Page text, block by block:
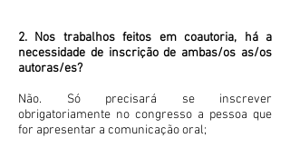
2. Nos trabalhos feitos em coautoria, há a
necessidade de inscrição de ambas/os as/os
autoras/es?
Não. Só precisará se inscrever
obrigatoriamente no congresso a pessoa que
for apresentar a comunicação oral;